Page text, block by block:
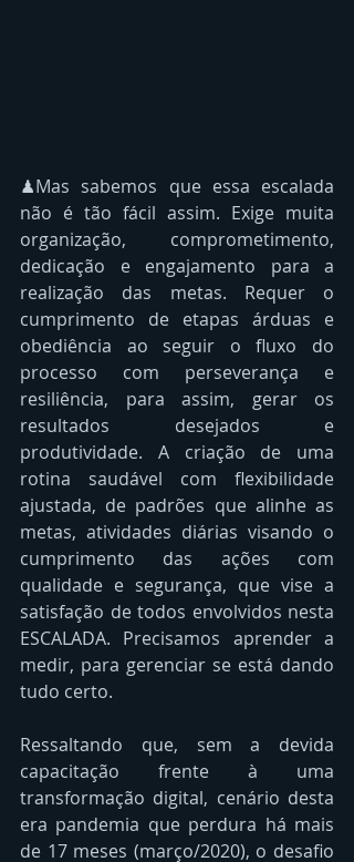
♟Mas sabemos que essa escalada
não é tão fácil assim. Exige muita
organização, comprometimento,
dedicação e engajamento para a
realização das metas. Requer o
cumprimento de etapas árduas e
obediência ao seguir o fluxo do
processo com perseverança e
resiliência, para assim, gerar os
resultados desejados e
produtividade. A criação de uma
rotina saudável com flexibilidade
ajustada, de padrões que alinhe as
metas, atividades diárias visando o
cumprimento das ações com
qualidade e segurança, que vise a
satisfação de todos envolvidos nesta
ESCALADA. Precisamos aprender a
medir, para gerenciar se está dando
tudo certo.
Ressaltando que, sem a devida
capacitação frente à uma
transformação digital, cenário desta
era pandemia que perdura há mais
de 17 meses (março/2020), o desafio